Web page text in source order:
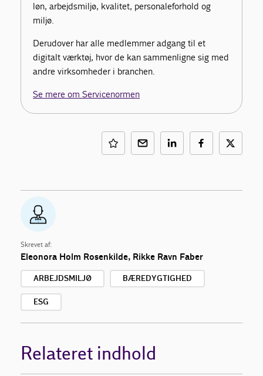
løn, arbejdsmiljø, kvalitet, personaleforhold og
miljø.
Derudover har alle medlemmer adgang til et
digitalt værktøj, hvor de kan sammenligne sig med
andre virksomheder i branchen.
Se mere om Servicenormen
Skrevet af:
Eleonora Holm Rosenkilde, Rikke Ravn Faber
ARBEJDSMILJØ BÆREDYGTIGHED
ESG
Relateret indhold